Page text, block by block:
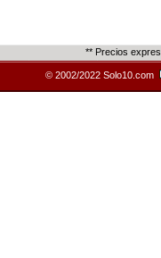
** Precios
© 2002/2022 Solo10.com